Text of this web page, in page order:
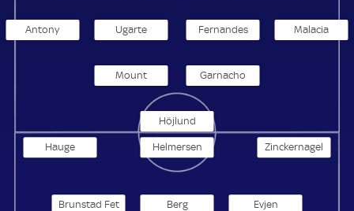
Antony Ugarte Fernandes Malacia
Mount Garnacho
Höjlund
Evjen
Berg
Brunstad Fet
Zinckernagel
Helmersen
Hauge